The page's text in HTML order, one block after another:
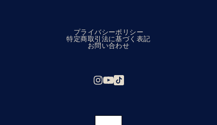
プライバシーポリシー
特定商取引法に基づく表記
お問い合わせ